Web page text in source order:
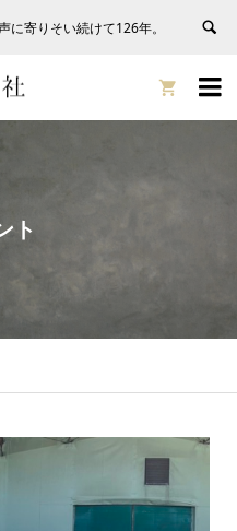
寄りそい続けて126年。


ト